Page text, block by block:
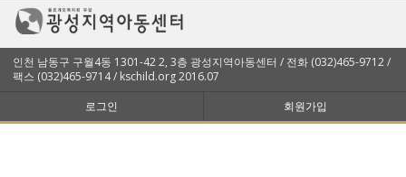
인천 남동구 구월4동 1301-42 2, 3층 광성지역아동센터 / 전화 (032)465-9712 /
팩스 (032)465-9714 / kschild.org 2016.07
로그인
회원가입